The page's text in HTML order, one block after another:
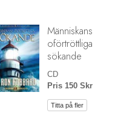
Människans
oförtröttliga
sökande
CD
Pris 150 Skr
Titta på fler